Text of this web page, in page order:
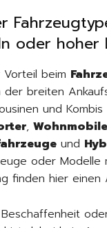
oder hoher
beim
der breiten
und
, Wohnmobile
und
oder Modelle
finden hier einen